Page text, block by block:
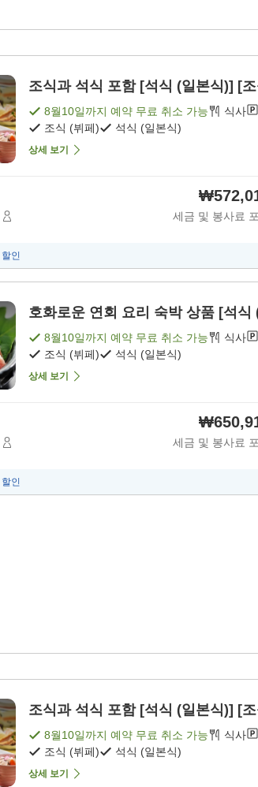
조식과 석식 포함 [석식 (일본식)] [
8월10일까지 예약 무료 취소 가능 식사
조식 (뷔페)
석식 (일본식)
상세 보기
세금 및 봉사료
할인
호화로운 연회 요리 숙박 상품 [석
8월10일까지 예약 무료 취소 가능 식사
조식 (뷔페)
석식 (일본식)
상세 보기
세금 및 봉사료
할인
조식과 석식 포함 [석식 (일본식)] [
8월10일까지 예약 무료 취소 가능 식사
조식 (뷔페)
석식 (일본식)
상세 보기